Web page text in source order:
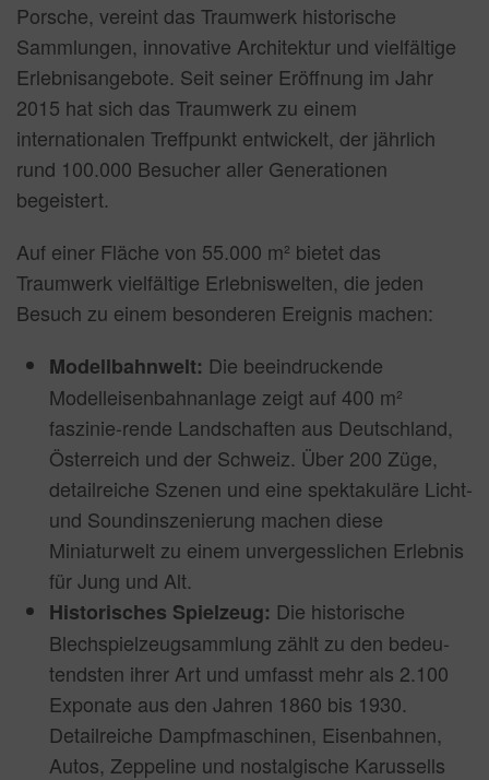
Porsche, vereint das Traumwerk historische
Sammlungen, innovative Architektur und vielfältige
Erlebnisangebote. Seit seiner Eröffnung im Jahr
2015 hat sich das Traumwerk zu einem
internationalen Treffpunkt entwickelt, der jährlich
rund 100.000 Besucher aller Generationen
begeistert.
Auf einer Fläche von 55.000 m² bietet das
Traumwerk vielfältige Erlebniswelten, die jeden
Besuch zu einem besonderen Ereignis machen:
Modellbahnwelt: Die beeindruckende
Modelleisenbahnanlage zeigt auf 400 m²
faszinie-rende Landschaften aus Deutschland,
Österreich und der Schweiz. Über 200 Züge,
detailreiche Szenen und eine spektakuläre Licht-
und Soundinszenierung machen diese
Miniaturwelt zu einem unvergesslichen Erlebnis
für Jung und Alt.
Historisches Spielzeug: Die historische
Blechspielzeugsammlung zählt zu den bedeu-
tendsten ihrer Art und umfasst mehr als 2.100
Exponate aus den Jahren 1860 bis 1930.
Detailreiche Dampfmaschinen, Eisenbahnen,
Autos, Zeppeline und nostalgische Karussells